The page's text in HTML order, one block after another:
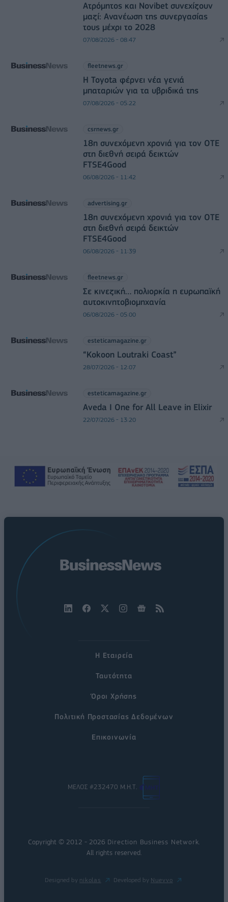
Ατρόμητος και Novibet συνεχίζουν
μαζί: Ανανέωση της συνεργασίας
τους μέχρι το 2028
07/08/2026 - 08:47
fleetnews.gr
Η Toyota φέρνει νέα γενιά
μπαταριών για τα υβριδικά της
07/08/2026 - 05:22
csrnews.gr
18η συνεχόμενη χρονιά για τον ΟΤΕ
στη διεθνή σειρά δεικτών
FTSE4Good
06/08/2026 - 11:42
advertising.gr
18η συνεχόμενη χρονιά για τον ΟΤΕ
στη διεθνή σειρά δεικτών
FTSE4Good
06/08/2026 - 11:39
fleetnews.gr
Σε κινεζική… πολιορκία η ευρωπαϊκή
αυτοκινητοβιομηχανία
06/08/2026 - 05:00
esteticamagazine.gr
“Kokoon Loutraki Coast”
28/07/2026 - 12:07
esteticamagazine.gr
Aveda I One for All Leave in Elixir
22/07/2026 - 13:20
Η Εταιρεία
Ταυτότητα
Όροι Χρήσης
Πολιτική Προστασίας Δεδομένων
Επικοινωνία
ΜΕΛΟΣ #232470 Μ.Η.Τ.
Copyright © 2012 - 2026 Direction Business Network.
All rights reserved.
Designed by nikolas Developed by Nuevvo